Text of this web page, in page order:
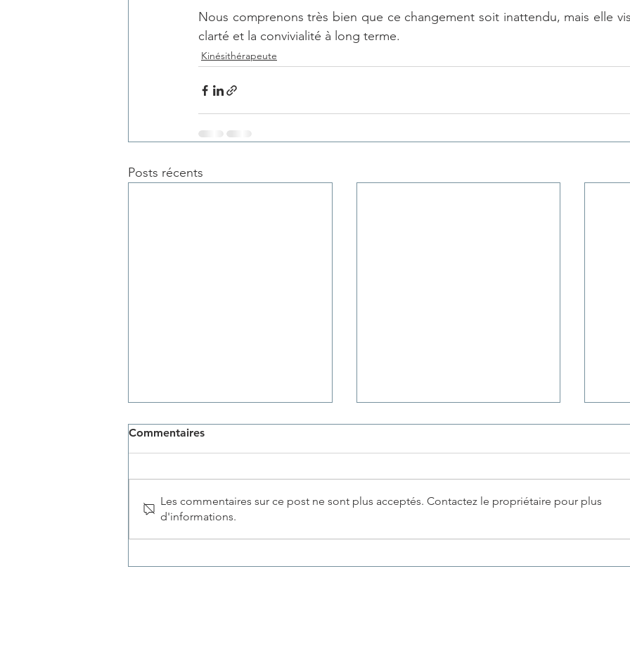
Nous comprenons très bien que ce changement soit inattendu, mais elle
clarté et la convivialité à long terme.
Kinésithérapeute
Posts récents
Formation continue :
Rendez votre QPP visible
Commentaires
Les commentaires sur ce post ne sont plus acceptés. Contactez le propriétaire pour plus
d'informations.